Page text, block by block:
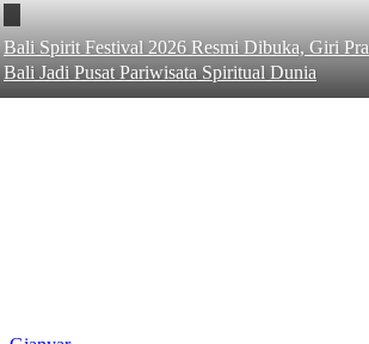
Bali Spirit Festival 2026 Resmi Dibuka, Giri
Bali Jadi Pusat Pariwisata Spiritual Dunia